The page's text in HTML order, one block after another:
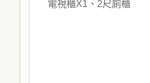
電視櫃X1、2尺廁櫃